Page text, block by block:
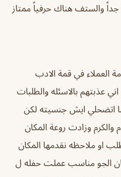
جداً والستف هناك حرفياً ممتاز
العملاء في قمة الادب
عذبتهم بالاسئله والطلبات
اتضحلي ايش جنسيته لكن
والكرم وزادت روعة المكان
او ملاحظه نقدمها المكان
الجو مناسب عملت حفله ل